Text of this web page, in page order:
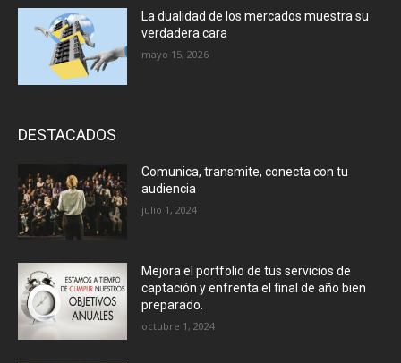
La dualidad de los mercados muestra su
verdadera cara
mayo 15, 2026
DESTACADOS
Comunica, transmite, conecta con tu
audiencia
julio 1, 2024
Mejora el portfolio de tus servicios de
captación y enfrenta el final de año bien
preparado.
octubre 1, 2024